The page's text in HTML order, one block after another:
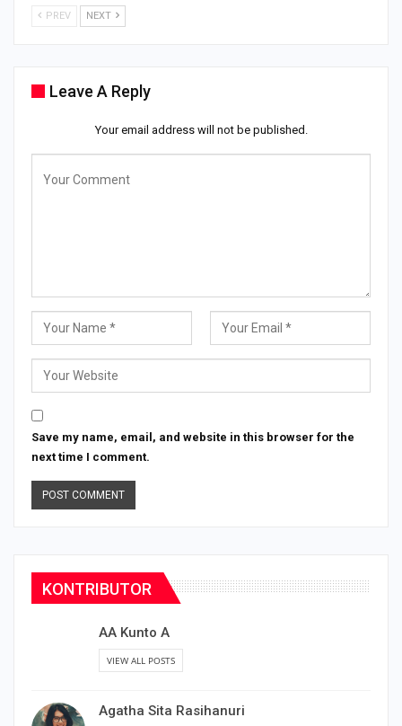
PREV NEXT
Leave A Reply
Your email address will not be published.
Save my name, email, and website in this browser for the
next time I comment.
KONTRIBUTOR
AA Kunto A
VIEW ALL POSTS
Agatha Sita Rasihanuri